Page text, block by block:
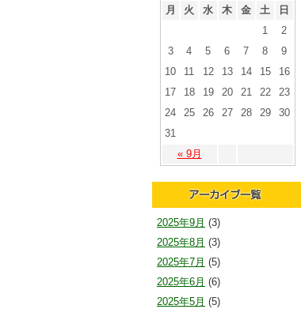
月 火 水 木 金 土 日
« 9月
1
2
3
4 5 6 7 8
9
10
11 12 13 14 15
16
17
18 19 20 21 22
23
24
25 26 27 28 29
30
31
2025年9月 (3)
2025年8月 (3)
2025年7月 (5)
2025年6月 (6)
2025年5月 (5)